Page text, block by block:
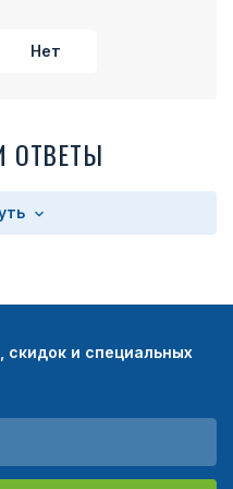
Нет
ОТВЕТЫ
скидок и специальных